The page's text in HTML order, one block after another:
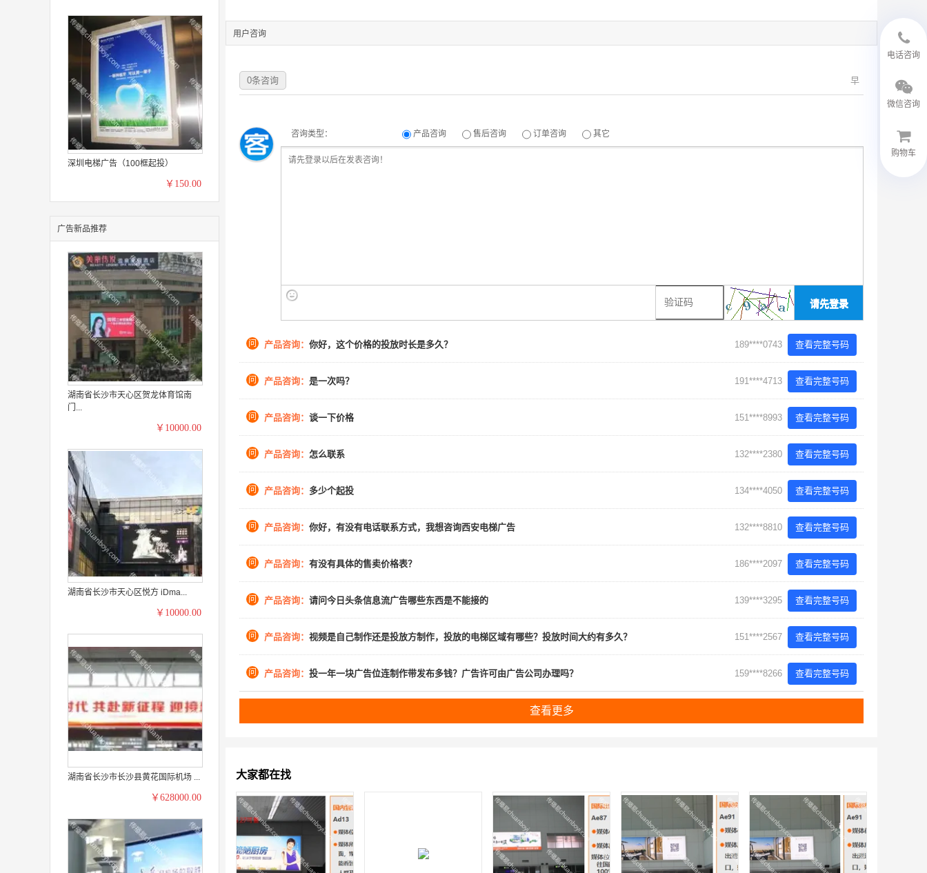
深圳电梯广告（100框起投）
￥150.00
广告新品推荐
湖南省长沙市天心区贺龙体育馆南
门...
￥10000.00
湖南省长沙市天心区悦方 iDma...
￥10000.00
湖南省长沙市长沙县黄花国际机场 ...
￥628000.00
用户咨询
早
0条咨询
咨询类型： 产品咨询 售后咨询 订单咨询 其它
请先登录
问 产品咨询： 你好，这个价格的投放时长是多久？ 189****0743 查看完整号码
问 产品咨询： 是一次吗？ 191****4713 查看完整号码
问 产品咨询： 谈一下价格 151****8993 查看完整号码
问 产品咨询： 怎么联系 132****2380 查看完整号码
问 产品咨询： 多少个起投 134****4050 查看完整号码
问 产品咨询： 你好，有没有电话联系方式，我想咨询西安电梯广告 132****8810 查看完整号码
问 产品咨询： 有没有具体的售卖价格表？ 186****2097 查看完整号码
问 产品咨询： 请问今日头条信息流广告哪些东西是不能接的 139****3295 查看完整号码
问 产品咨询： 视频是自己制作还是投放方制作，投放的电梯区域有哪些？投放时间大约有多久？ 151****2567 查看完整号码
问 产品咨询： 投一年一块广告位连制作带发布多钱？广告许可由广告公司办理吗？ 159****8266 查看完整号码
查看更多
大家都在找
电话咨询
18594048543
微信咨询
购物车